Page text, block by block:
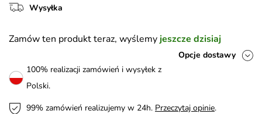
Wysyłka
Zamów ten produkt teraz, wyślemy jeszcze dzisiaj
Opcje dostawy
100% realizacji zamówień i wysyłek z
Polski.
99% zamówień realizujemy w 24h. Przeczytaj opinie.